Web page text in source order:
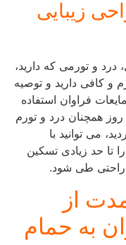
زیبایی
و تورمی که دارید،
کافی دارید و توصیه
فراوان استفاده
همچنان درد و تورم
می توانید با
حد زیادی تسکین
طی شود.
از
به حمام